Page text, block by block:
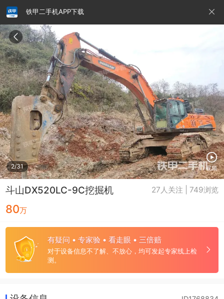
铁甲二手机APP下载
2/31 视频
斗山DX520LC-9C挖掘机 27人关注 | 749浏览
80万
有疑问 • 专家验 • 看走眼 • 三倍赔
对于设备信息不了解、不放心，均可发起专家线上检
测。
请输入手机号
提
交
即
表
示
您
同
意
《隐
私
政
策》
铁甲龙总部 4000099032 认证经纪人